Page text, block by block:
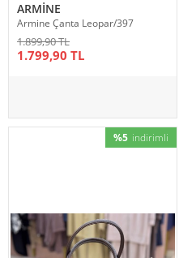
ARMİNE
Armine Çanta Leopar/397
1.899,90 TL
1.799,90 TL
%5 indirimli